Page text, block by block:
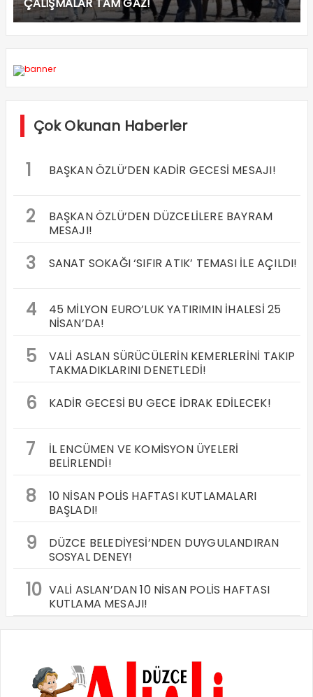
Çok Okunan Haberler
1 BAŞKAN ÖZLÜ’DEN KADİR GECESİ MESAJI!
2
BAŞKAN ÖZLÜ’DEN DÜZCELİLERE BAYRAM
MESAJI!
3 SANAT SOKAĞI ‘SIFIR ATIK’ TEMASI İLE AÇILDI!
4
45 MİLYON EURO’LUK YATIRIMIN İHALESİ 25
NİSAN’DA!
5
VALİ ASLAN SÜRÜCÜLERİN KEMERLERİNİ TAKIP
TAKMADIKLARINI DENETLEDİ!
6 KADİR GECESİ BU GECE İDRAK EDİLECEK!
7
İL ENCÜMEN VE KOMİSYON ÜYELERİ
BELİRLENDİ!
8
10 NİSAN POLİS HAFTASI KUTLAMALARI
BAŞLADI!
9
DÜZCE BELEDİYESİ’NDEN DUYGULANDIRAN
SOSYAL DENEY!
10 VALİ ASLAN’DAN 10 NİSAN POLİS HAFTASI
KUTLAMA MESAJI!